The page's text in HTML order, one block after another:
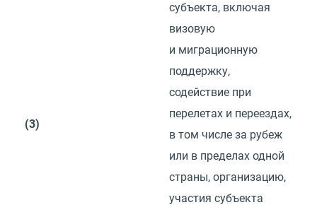
(3)
субъекта, включая
визовую
и миграционную
поддержку,
содействие при
перелетах и переездах,
в том числе за рубеж
или в пределах одной
страны, организацию,
участия субъекта